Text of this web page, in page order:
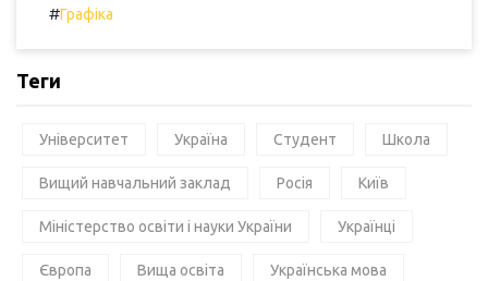
#Графіка
Теги
Університет Україна Студент Школа
Вищий навчальний заклад Росія Київ
Міністерство освіти і науки України Українці
Європа Вища освіта Українська мова